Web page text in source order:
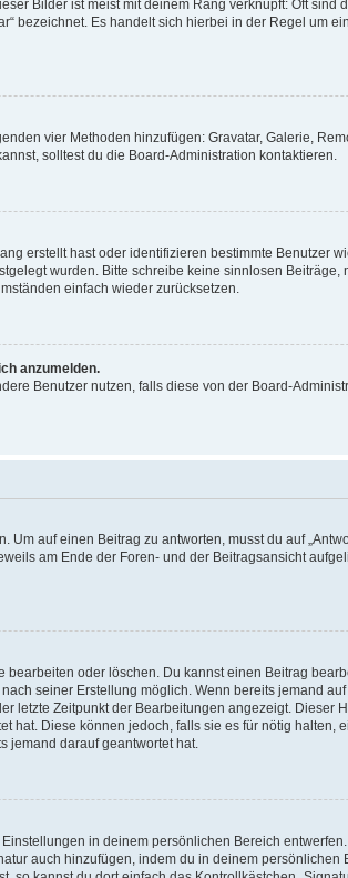
Bilder ist meist mit deinem Rang verknüpft: Oft
bezeichnet. Es handelt sich hierbei in der Regel um
vier Methoden hinzufügen: Gravatar, Galerie,
solltest du die Board-Administration kontaktieren.
erstellt hast oder identifizieren bestimmte Benutzer
wurden. Bitte schreibe keine sinnlosen
einfach wieder zurücksetzen.
anzumelden.
Benutzer nutzen, falls diese von der Board-
auf einen Beitrag zu antworten, musst du auf
am Ende der Foren- und der Beitragsansicht
oder löschen. Du kannst einen Beitrag
seiner Erstellung möglich. Wenn bereits jemand
letzte Zeitpunkt der Bearbeitungen angezeigt. Dieser
hat. Diese können jedoch, falls sie es für nötig
jemand darauf geantwortet hat.
in deinem persönlichen Bereich
auch hinzufügen, indem du in deinem